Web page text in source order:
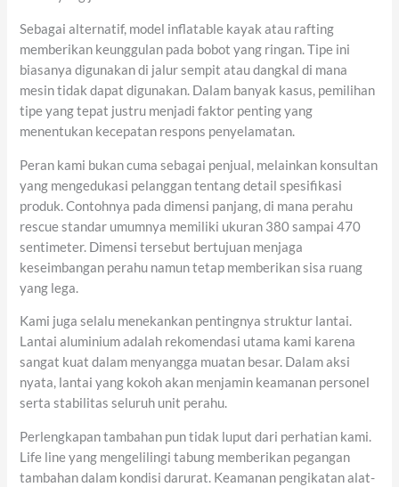
Sebagai alternatif, model inflatable kayak atau rafting
memberikan keunggulan pada bobot yang ringan. Tipe ini
biasanya digunakan di jalur sempit atau dangkal di mana
mesin tidak dapat digunakan. Dalam banyak kasus, pemilihan
tipe yang tepat justru menjadi faktor penting yang
menentukan kecepatan respons penyelamatan.
Peran kami bukan cuma sebagai penjual, melainkan konsultan
yang mengedukasi pelanggan tentang detail spesifikasi
produk. Contohnya pada dimensi panjang, di mana perahu
rescue standar umumnya memiliki ukuran 380 sampai 470
sentimeter. Dimensi tersebut bertujuan menjaga
keseimbangan perahu namun tetap memberikan sisa ruang
yang lega.
Kami juga selalu menekankan pentingnya struktur lantai.
Lantai aluminium adalah rekomendasi utama kami karena
sangat kuat dalam menyangga muatan besar. Dalam aksi
nyata, lantai yang kokoh akan menjamin keamanan personel
serta stabilitas seluruh unit perahu.
Perlengkapan tambahan pun tidak luput dari perhatian kami.
Life line yang mengelilingi tabung memberikan pegangan
tambahan dalam kondisi darurat. Keamanan pengikatan alat-